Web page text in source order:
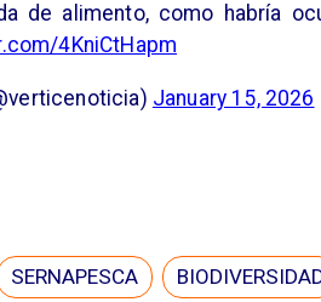
de alimento, como habría
4KniCtHapm
January 15, 2026
SERNAPESCA